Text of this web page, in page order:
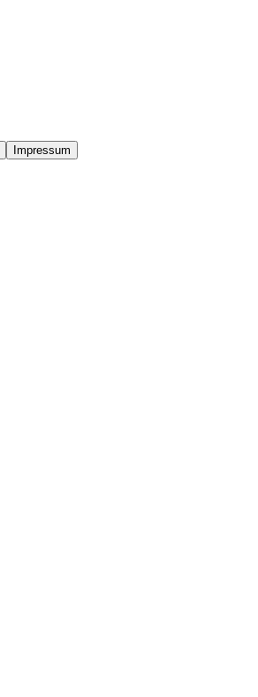
Impressum